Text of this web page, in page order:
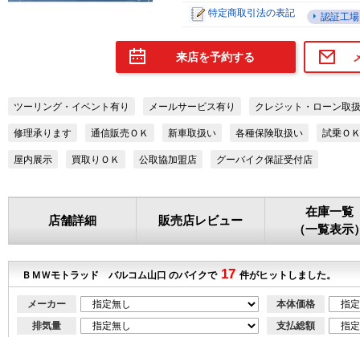
特定商取引法の表記
認証工
来店を予約する
ツーリング・イベント有り メールサービス有り クレジット・ローン取
修理承ります 通信販売ＯＫ 新車取扱い 各種保険取扱い 試乗ＯＫ
屋内展示 買取りＯＫ 公取協加盟店 グーバイク保証受付店
店舗詳細 販売店レビュー
在庫一覧
（一覧表示
ＢＭＷモトラッド バルコム山口 のバイクで 17 件がヒットしました。
メーカー
排気量
本体価格
支払総額